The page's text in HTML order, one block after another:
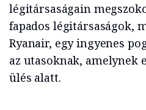
légitársaságain
fapados légitársaságok,
Ryanair, egy ingyenes
az utasoknak, amelynek
ülés alatt.